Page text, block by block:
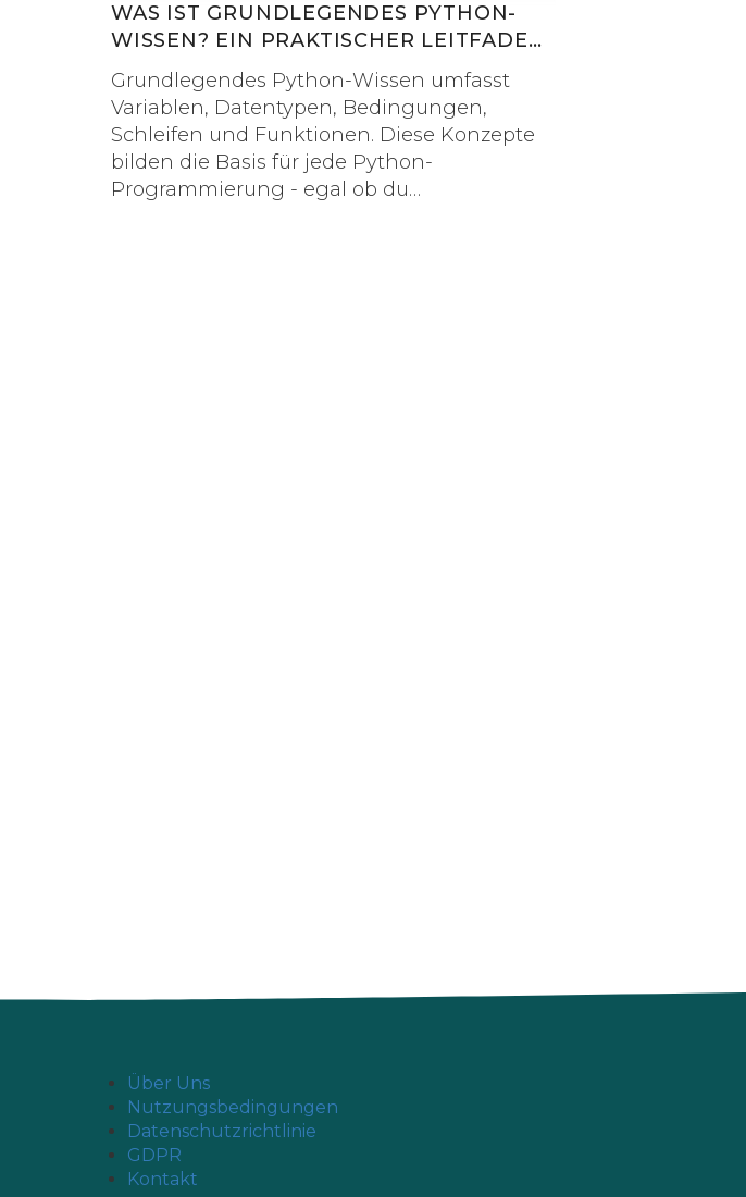
WAS IST GRUNDLEGENDES PYTHON-
WISSEN? EIN PRAKTISCHER LEITFADEN
FÜR ANFÄNGER
Grundlegendes Python-Wissen umfasst
Variablen, Datentypen, Bedingungen,
Schleifen und Funktionen. Diese Konzepte
bilden die Basis für jede Python-
Programmierung - egal ob du
Über Uns
Nutzungsbedingungen
Datenschutzrichtlinie
GDPR
Kontakt